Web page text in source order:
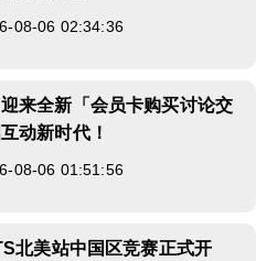
08-06 02:34:36
迎来全新「会员卡购买讨论交
动新时代！
08-06 01:51:56
北美站中国区竞赛正式开